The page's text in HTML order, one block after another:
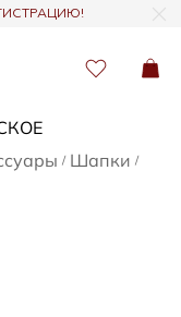
/ Шапки /